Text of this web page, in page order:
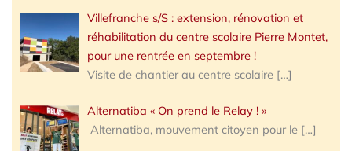
Villefranche s/S : extension, rénovation et
réhabilitation du centre scolaire Pierre Montet,
pour une rentrée en septembre !
Visite de chantier au centre scolaire […]
Alternatiba « On prend le Relay ! »
Alternatiba, mouvement citoyen pour le […]